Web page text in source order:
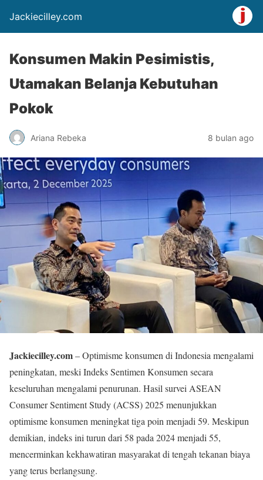
Jackiecilley.com
Konsumen Makin Pesimistis,
Utamakan Belanja Kebutuhan
Pokok
Ariana Rebeka 8 bulan ago
Jackiecilley.com– Optimisme konsumen di Indonesia mengalami
peningkatan, meski Indeks Sentimen Konsumen secara
keseluruhan mengalami penurunan. Hasil survei ASEAN
Consumer Sentiment Study (ACSS) 2025 menunjukkan
optimisme konsumen meningkat tiga poin menjadi 59. Meskipun
demikian, indeks ini turun dari 58 pada 2024 menjadi 55,
mencerminkan kekhawatiran masyarakat di tengah tekanan biaya
yang terus berlangsung.